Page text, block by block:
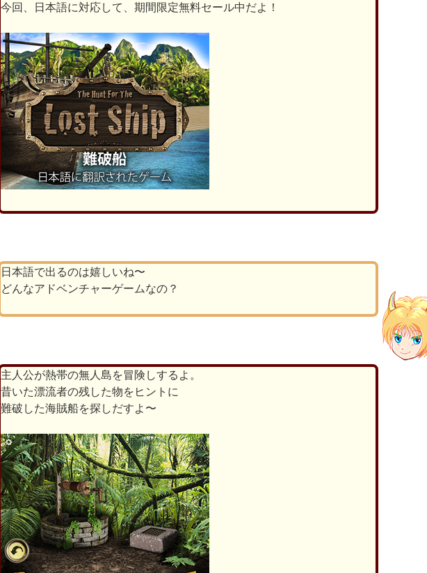
今回、日本語に対応して、期間限定無料セール中だよ！
日本語で出るのは嬉しいね〜
どんなアドベンチャーゲームなの？
主人公が熱帯の無人島を冒険しするよ。
昔いた漂流者の残した物をヒントに
難破した海賊船を探しだすよ〜